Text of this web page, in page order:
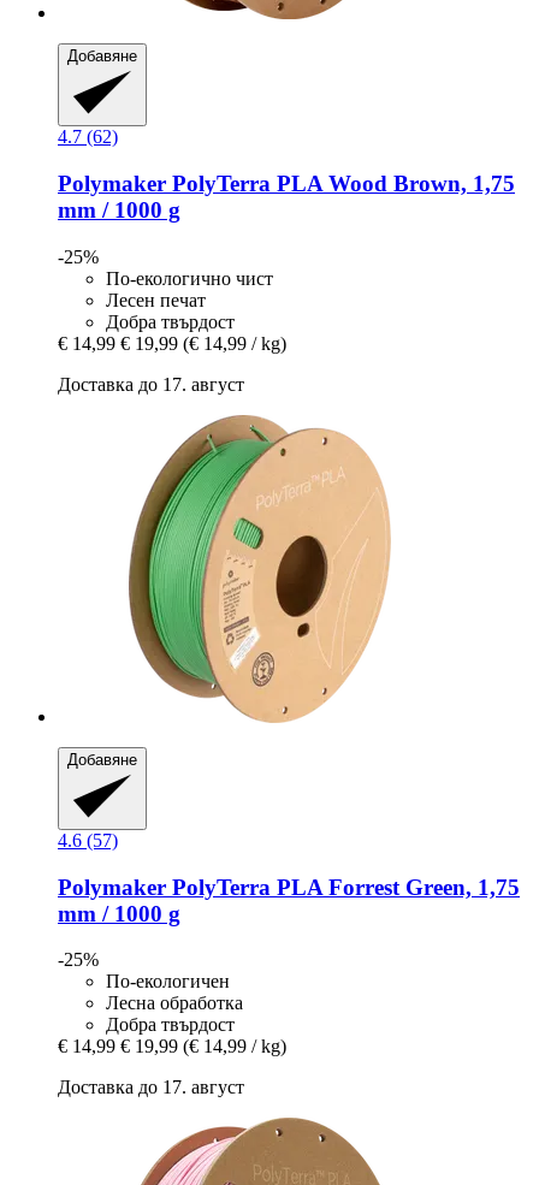
Добавяне
4.7 (62)
Polymaker PolyTerra PLA Wood Brown, 1,75
mm / 1000 g
-25%
По-екологично чист
Лесен печат
Добра твърдост
€ 14,99 € 19,99 (€ 14,99 / kg)
Доставка до 17. август
Добавяне
4.6 (57)
Polymaker PolyTerra PLA Forrest Green, 1,75
mm / 1000 g
-25%
По-екологичен
Лесна обработка
Добра твърдост
€ 14,99 € 19,99 (€ 14,99 / kg)
Доставка до 17. август